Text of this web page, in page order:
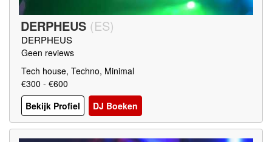
DERPHEUS (ES)
DERPHEUS
Geen reviews
Tech house, Techno, Minimal
€300 - €600
Bekijk Profiel
DJ Boeken